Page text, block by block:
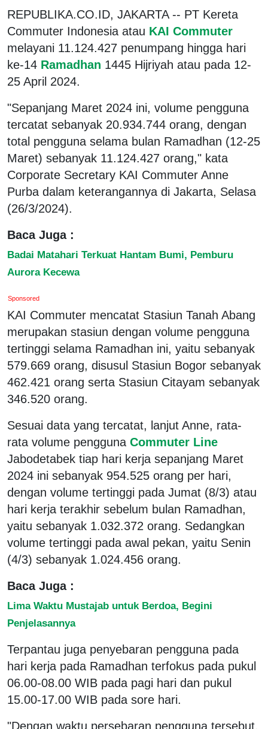
REPUBLIKA.CO.ID, JAKARTA -- PT Kereta
Commuter Indonesia atau KAI Commuter
melayani 11.124.427 penumpang hingga hari
ke-14 Ramadhan 1445 Hijriyah atau pada 12-
25 April 2024.
"Sepanjang Maret 2024 ini, volume pengguna
tercatat sebanyak 20.934.744 orang, dengan
total pengguna selama bulan Ramadhan (12-25
Maret) sebanyak 11.124.427 orang," kata
Corporate Secretary KAI Commuter Anne
Purba dalam keterangannya di Jakarta, Selasa
(26/3/2024).
Baca Juga :
Badai Matahari Terkuat Hantam Bumi, Pemburu
Aurora Kecewa
Sponsored
KAI Commuter mencatat Stasiun Tanah Abang
merupakan stasiun dengan volume pengguna
tertinggi selama Ramadhan ini, yaitu sebanyak
579.669 orang, disusul Stasiun Bogor sebanyak
462.421 orang serta Stasiun Citayam sebanyak
346.520 orang.
Sesuai data yang tercatat, lanjut Anne, rata-
rata volume pengguna Commuter Line
Jabodetabek tiap hari kerja sepanjang Maret
2024 ini sebanyak 954.525 orang per hari,
dengan volume tertinggi pada Jumat (8/3) atau
hari kerja terakhir sebelum bulan Ramadhan,
yaitu sebanyak 1.032.372 orang. Sedangkan
volume tertinggi pada awal pekan, yaitu Senin
(4/3) sebanyak 1.024.456 orang.
Baca Juga :
Lima Waktu Mustajab untuk Berdoa, Begini
Penjelasannya
Terpantau juga penyebaran pengguna pada
hari kerja pada Ramadhan terfokus pada pukul
06.00-08.00 WIB pada pagi hari dan pukul
15.00-17.00 WIB pada sore hari.
"Dengan waktu persebaran pengguna tersebut,